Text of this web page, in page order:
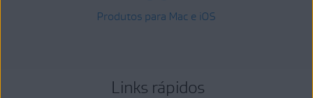
Produtos para Mac e iOS
Links rápidos